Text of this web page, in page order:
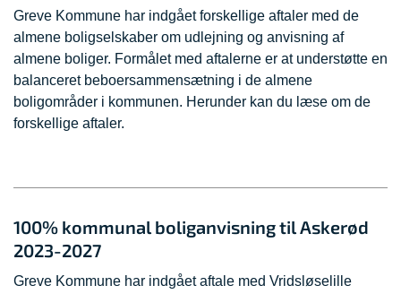
Greve Kommune har indgået forskellige aftaler med de
almene boligselskaber om udlejning og anvisning af
almene boliger. Formålet med aftalerne er at understøtte en
balanceret beboersammensætning i de almene
boligområder i kommunen. Herunder kan du læse om de
forskellige aftaler.
100% kommunal boliganvisning til Askerød
2023-2027
Greve Kommune har indgået aftale med Vridsløselille